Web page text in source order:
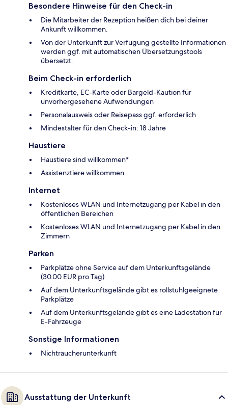
Besondere Hinweise für den Check-in
Die Mitarbeiter der Rezeption heißen dich bei deiner
Ankunft willkommen.
Von der Unterkunft zur Verfügung gestellte Informationen
werden ggf. mit automatischen Übersetzungstools
übersetzt.
Beim Check-in erforderlich
Kreditkarte, EC-Karte oder Bargeld-Kaution für
unvorhergesehene Aufwendungen
Personalausweis oder Reisepass ggf. erforderlich
Mindestalter für den Check-in: 18 Jahre
Haustiere
Haustiere sind willkommen*
Assistenztiere willkommen
Internet
Kostenloses WLAN und Internetzugang per Kabel in den
öffentlichen Bereichen
Kostenloses WLAN und Internetzugang per Kabel in den
Zimmern
Parken
Parkplätze ohne Service auf dem Unterkunftsgelände
(30.00 EUR pro Tag)
Auf dem Unterkunftsgelände gibt es rollstuhlgeeignete
Parkplätze
Auf dem Unterkunftsgelände gibt es eine Ladestation für
E-Fahrzeuge
Sonstige Informationen
Nichtraucherunterkunft
Ausstattung der Unterkunft